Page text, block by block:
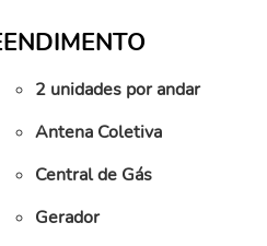
2 unidades por andar
Antena Coletiva
Central de Gás
Gerador